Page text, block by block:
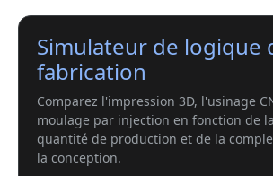
Simulateur de logique
fabrication
Comparez l'impression 3D, l'usinage
moulage par injection en fonction de la
quantité de production et de la
la conception.